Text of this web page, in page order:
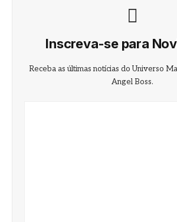
Inscreva-se para
Receba as últimas notícias do Universo
Angel Boss.